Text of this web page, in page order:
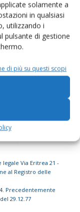
solamente a
in qualsiasi
utilizzando i
pulsante di gestione
di più su questi scopi
Via Eritrea 21 -
al Registro delle
Precedentemente
29.12.77